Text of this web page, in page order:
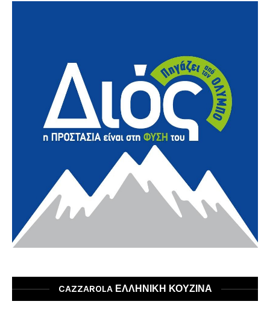
CAZZAROLA ΕΛΛΗΝΙΚΗ ΚΟΥΖΙΝΑ